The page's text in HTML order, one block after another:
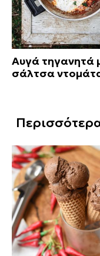
Αυγά τηγανητά
σάλτσα